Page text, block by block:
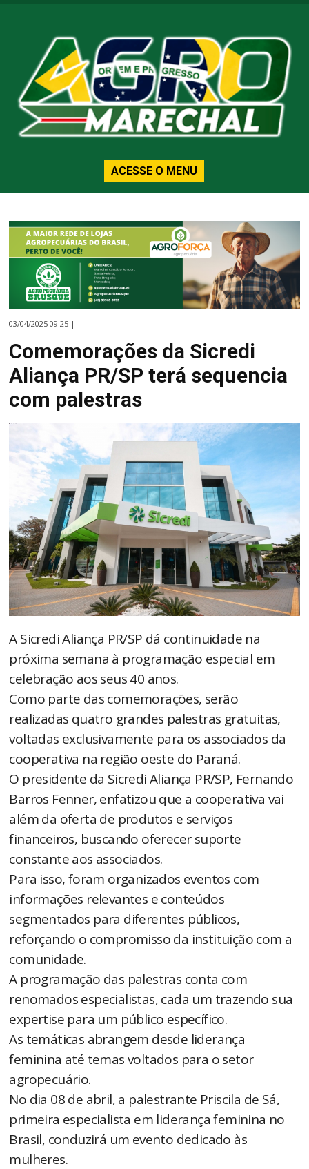
ACESSE O MENU
03/04/2025 09:25 |
Comemorações da Sicredi
Aliança PR/SP terá sequencia
com palestras
A Sicredi Aliança PR/SP dá continuidade na
próxima semana à programação especial em
celebração aos seus 40 anos.
Como parte das comemorações, serão
realizadas quatro grandes palestras gratuitas,
voltadas exclusivamente para os associados da
cooperativa na região oeste do Paraná.
O presidente da Sicredi Aliança PR/SP, Fernando
Barros Fenner, enfatizou que a cooperativa vai
além da oferta de produtos e serviços
financeiros, buscando oferecer suporte
constante aos associados.
Para isso, foram organizados eventos com
informações relevantes e conteúdos
segmentados para diferentes públicos,
reforçando o compromisso da instituição com a
comunidade.
A programação das palestras conta com
renomados especialistas, cada um trazendo sua
expertise para um público específico.
As temáticas abrangem desde liderança
feminina até temas voltados para o setor
agropecuário.
No dia 08 de abril, a palestrante Priscila de Sá,
primeira especialista em liderança feminina no
Brasil, conduzirá um evento dedicado às
mulheres.